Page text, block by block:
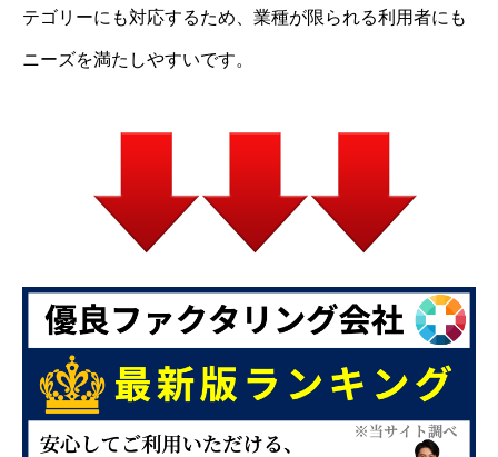
テゴリーにも対応するため、業種が限られる利用者にも
ニーズを満たしやすいです。